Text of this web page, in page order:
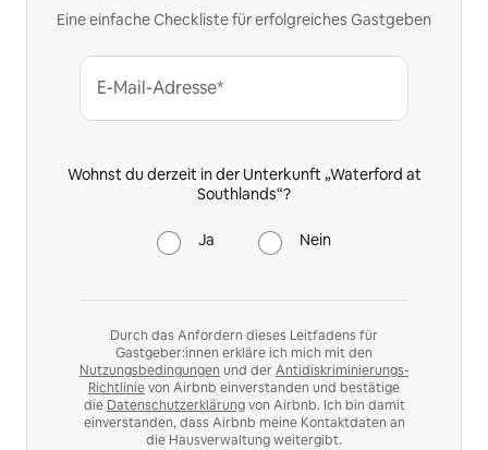
Eine einfache Checkliste für erfolgreiches Gastgeben
E-Mail-Adresse*
Wohnst du derzeit in der Unterkunft „Waterford at
Southlands“?
Ja Nein
Durch das Anfordern dieses Leitfadens für
Gastgeber:innen erkläre ich mich mit den
Nutzungsbedingungen und der Antidiskriminierungs-
Richtlinievon Airbnb einverstanden und bestätige
die Datenschutzerklärungvon Airbnb. Ich bin damit
einverstanden, dass Airbnb meine Kontaktdaten an
die Hausverwaltung weitergibt.